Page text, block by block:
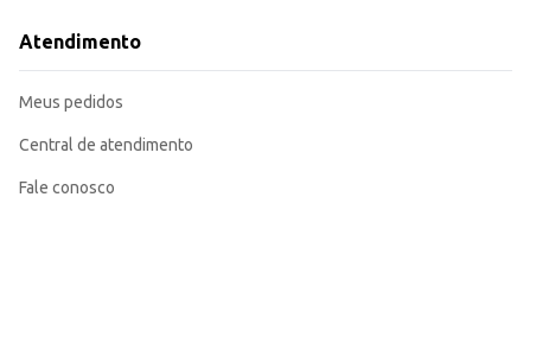
Atendimento
Meus pedidos
Central de atendimento
Fale conosco